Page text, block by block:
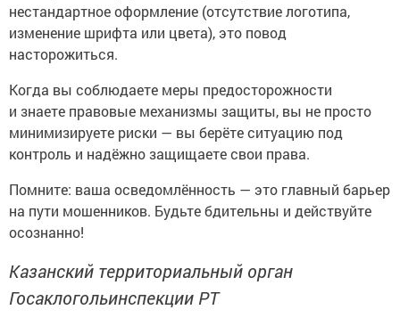
нестандартное оформление (отсутствие логотипа,
изменение шрифта или цвета), это повод
насторожиться.
Когда вы соблюдаете меры предосторожности
и знаете правовые механизмы защиты, вы не просто
минимизируете риски — вы берёте ситуацию под
контроль и надёжно защищаете свои права.
Помните: ваша осведомлённость — это главный барьер
на пути мошенников. Будьте бдительны и действуйте
осознанно!
Казанский территориальный орган
Госаклогольинспекции РТ